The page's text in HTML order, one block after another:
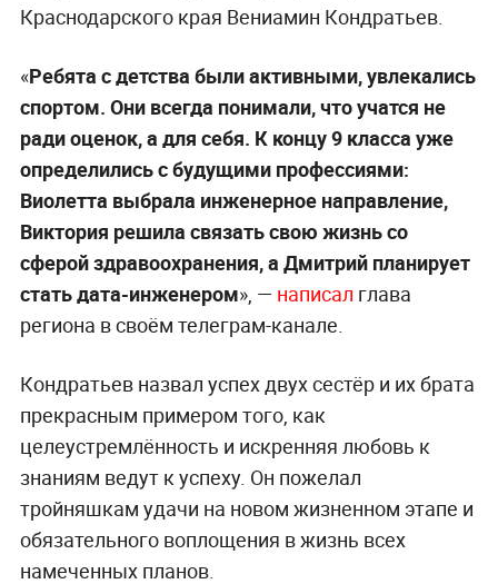
Краснодарского края Вениамин Кондратьев.
«Ребята с детства были активными, увлекались
спортом. Они всегда понимали, что учатся не
ради оценок, а для себя. К концу 9 класса уже
определились с будущими профессиями:
Виолетта выбрала инженерное направление,
Виктория решила связать свою жизнь со
сферой здравоохранения, а Дмитрий планирует
стать дата-инженером», — написал глава
региона в своём телеграм-канале.
Кондратьев назвал успех двух сестёр и их брата
прекрасным примером того, как
целеустремлённость и искренняя любовь к
знаниям ведут к успеху. Он пожелал
тройняшкам удачи на новом жизненном этапе и
обязательного воплощения в жизнь всех
намеченных планов.